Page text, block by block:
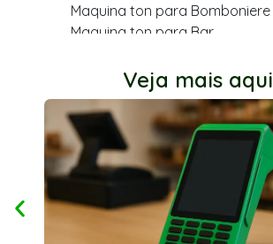
Maquina ton para Bomboniere
Maquina ton para Bar
Maquina ton para Cabeleireiro
Maquina ton para Farmácia
Maquina ton para Dentista
Maquina ton para Açougue
Maquina ton para Mercearia
Maquina ton para Quiosque
Ton stone para dentista
Maquina ton para MEI
Veja mais aqui